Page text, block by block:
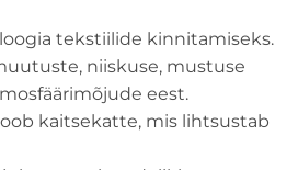
tekstiilide kinnitamiseks.
niiskuse, mustuse
eest.
kaitsekatte, mis lihtsustab